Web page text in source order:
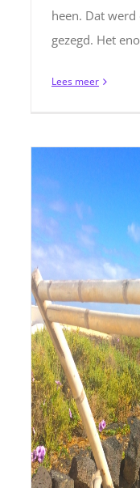
heen. Dat
gezegd. Het
Lees meer